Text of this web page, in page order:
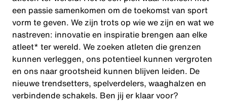
een passie samenkomen om de toekomst van sport
vorm te geven. We zijn trots op wie we zijn en wat we
nastreven: innovatie en inspiratie brengen aan elke
atleet* ter wereld. We zoeken atleten die grenzen
kunnen verleggen, ons potentieel kunnen vergroten
en ons naar grootsheid kunnen blijven leiden. De
nieuwe trendsetters, spelverdelers, waaghalzen en
verbindende schakels. Ben jij er klaar voor?